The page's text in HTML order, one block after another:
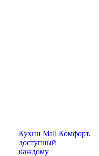
Кухни Mall Комфорт,
доступный
каждому